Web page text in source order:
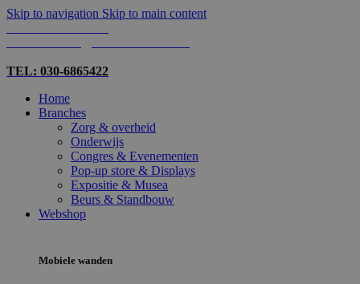
Skip to navigation Skip to main content
TEL: 030-6865422
Home
Branches
Zorg & overheid
Onderwijs
Congres & Evenementen
Pop-up store & Displays
Expositie & Musea
Beurs & Standbouw
Webshop
Mobiele wanden